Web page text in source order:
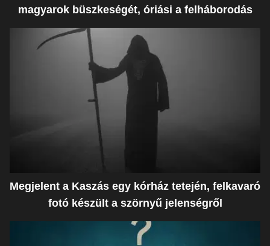
magyarok büszkeségét, óriási a felháborodás
Megjelent a Kaszás egy kórház tetején, felkavaró
fotó készült a szörnyű jelenségről